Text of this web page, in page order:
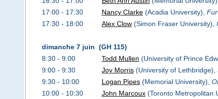
17:00 - 17:30
Nancy Clarke(Acadia University),
17:30 - 18:00
Alex Clow(Simon Fraser University),
dimanche 7 juin (GH 115)
8:30 - 9:00
Todd Mullen (University of Prince
9:00 - 9:30
Joy Morris(University of Lethbridge),
9:30 - 10:00
Logan Pipes(Memorial University),
10:00 - 10:30
John Marcoux(Toronto Metropolitan